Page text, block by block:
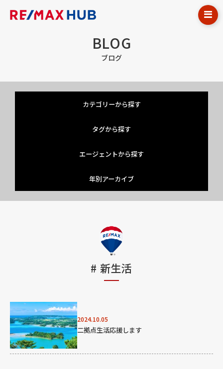
BLOG
ブログ
カテゴリーから探す
タグから探す
エージェントから探す
年別アーカイブ
# 新生活
2024.10.05
二拠点生活応援します